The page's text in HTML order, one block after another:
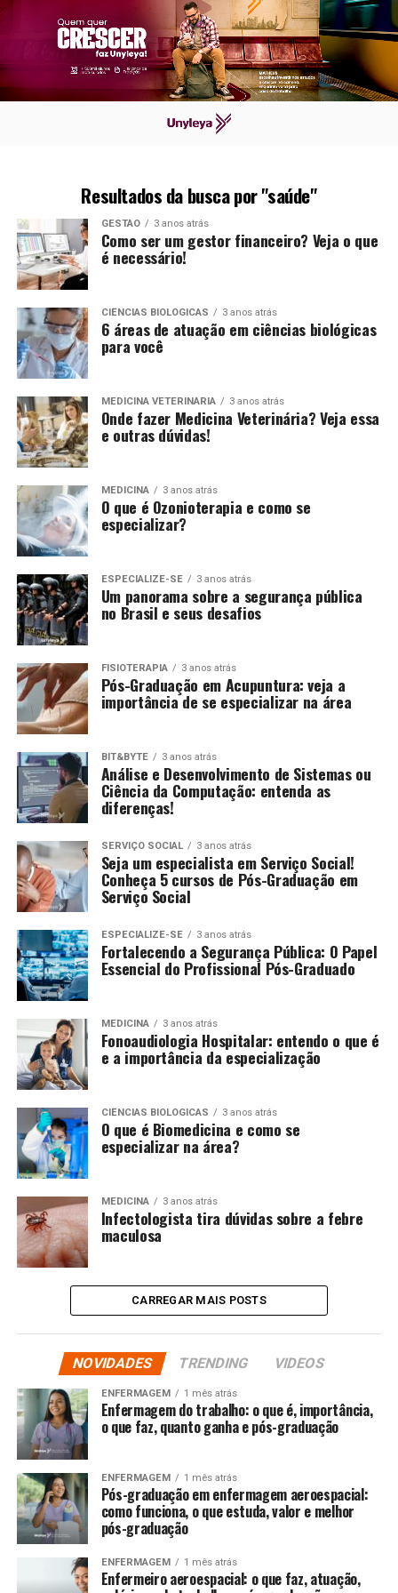
Resultados da busca por "saúde"
GESTÃO 3 anos atrás
Como ser um gestor financeiro? Veja o que
é necessário!
CIÊNCIAS BIOLÓGICAS 3 anos atrás
6 áreas de atuação em ciências biológicas
para você
MEDICINA VETERINÁRIA 3 anos atrás
Onde fazer Medicina Veterinária? Veja essa
e outras dúvidas!
MEDICINA 3 anos atrás
O que é Ozonioterapia e como se
especializar?
ESPECIALIZE-SE 3 anos atrás
Um panorama sobre a segurança pública
no Brasil e seus desafios
FISIOTERAPIA 3 anos atrás
Pós-Graduação em Acupuntura: veja a
importância de se especializar na área
BIT&BYTE 3 anos atrás
Análise e Desenvolvimento de Sistemas ou
Ciência da Computação: entenda as
diferenças!
SERVIÇO SOCIAL 3 anos atrás
Seja um especialista em Serviço Social!
Conheça 5 cursos de Pós-Graduação em
Serviço Social
ESPECIALIZE-SE 3 anos atrás
Fortalecendo a Segurança Pública: O Papel
Essencial do Profissional Pós-Graduado
MEDICINA 3 anos atrás
Fonoaudiologia Hospitalar: entendo o que é
e a importância da especialização
CIÊNCIAS BIOLÓGICAS 3 anos atrás
O que é Biomedicina e como se
especializar na área?
MEDICINA 3 anos atrás
Infectologista tira dúvidas sobre a febre
maculosa
CARREGAR MAIS POSTS
NOVIDADES TRENDING VIDEOS
ENFERMAGEM 1 mês atrás
Enfermagem do trabalho: o que é, importância,
o que faz, quanto ganha e pós-graduação
ENFERMAGEM 1 mês atrás
Pós-graduação em enfermagem aeroespacial:
como funciona, o que estuda, valor e melhor
pós-graduação
ENFERMAGEM 1 mês atrás
Enfermeiro aeroespacial: o que faz, atuação,